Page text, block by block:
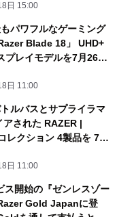
日 15:00
パワフルなゲーミング
Blade 18」 UHD+
プレイモデルを7月26日
始
日 11:00
ルバスとサプライラマ
アされた RAZER |
レクション 4製品を 7月
売開始
日 11:00
ス開始の『ゼンレスゾー
Gold Japanに登